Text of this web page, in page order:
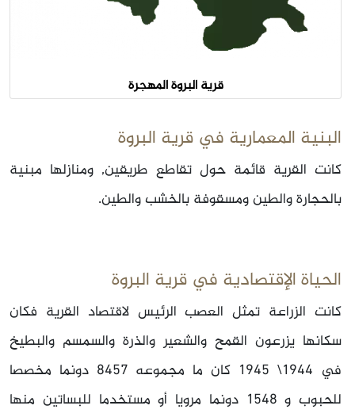
قرية البروة المهجرة
البنية المعمارية في قرية البروة
كانت القرية قائمة حول تقاطع طريقين, ومنازلها مبنية
بالحجارة والطين ومسقوفة بالخشب والطين.
الحياة الإقتصادية في قرية البروة
كانت الزراعة تمثل العصب الرئيس لاقتصاد القرية فكان
سكانها يزرعون القمح والشعير والذرة والسمسم والبطيخ
في 1944\ 1945 كان ما مجموعه 8457 دونما مخصصا
للحبوب و 1548 دونما مرويا أو مستخدما للبساتين منها